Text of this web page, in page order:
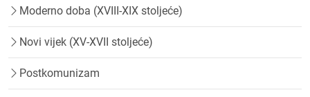
Moderno doba (XVIII-XIX stoljeće)
Novi vijek (XV-XVII stoljeće)
Postkomunizam